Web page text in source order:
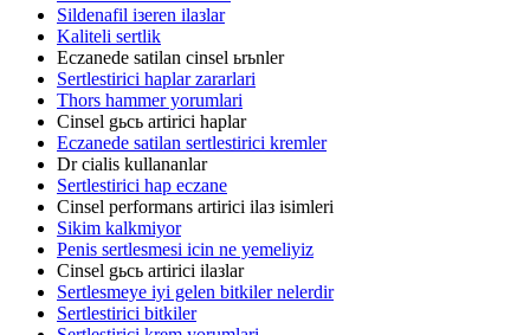
Sildenafil iзeren ilaзlar
Kaliteli sertlik
Eczanede satilan cinsel ьrьnler
Sertlestirici haplar zararlari
Thors hammer yorumlari
Cinsel gьcь artirici haplar
Eczanede satilan sertlestirici kremler
Dr cialis kullananlar
Sertlestirici hap eczane
Cinsel performans artirici ilaз isimleri
Sikim kalkmiyor
Penis sertlesmesi icin ne yemeliyiz
Cinsel gьcь artirici ilaзlar
Sertlesmeye iyi gelen bitkiler nelerdir
Sertlestirici bitkiler